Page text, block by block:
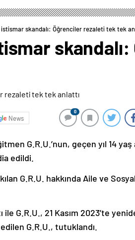
skandalı: Öğrenciler rezaleti tek tek
News
0
G.R.U.’nun, geçen yıl 14
edildi.
G.R.U. hakkında Aile ve
ile G.R.U., 21 Kasım 2023’te
G.R.U., tutuklandı.